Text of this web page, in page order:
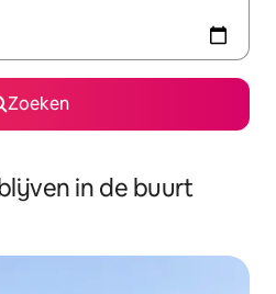
Zoeken
in de buurt